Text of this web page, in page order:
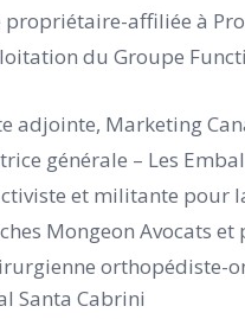
propriétaire-affiliée à
du Groupe
adjointe, Marketing
générale – Les
et militante pour
Mongeon Avocats
orthopédiste-
Santa Cabrini